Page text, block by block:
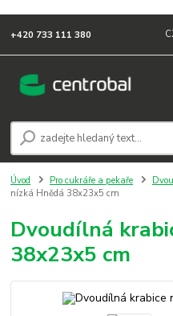
+420 733 111 380
Úvod Pro cukráře a pekaře
nízká Hnědá 38x23x5 cm
Dvoudílná
38x23x5 cm